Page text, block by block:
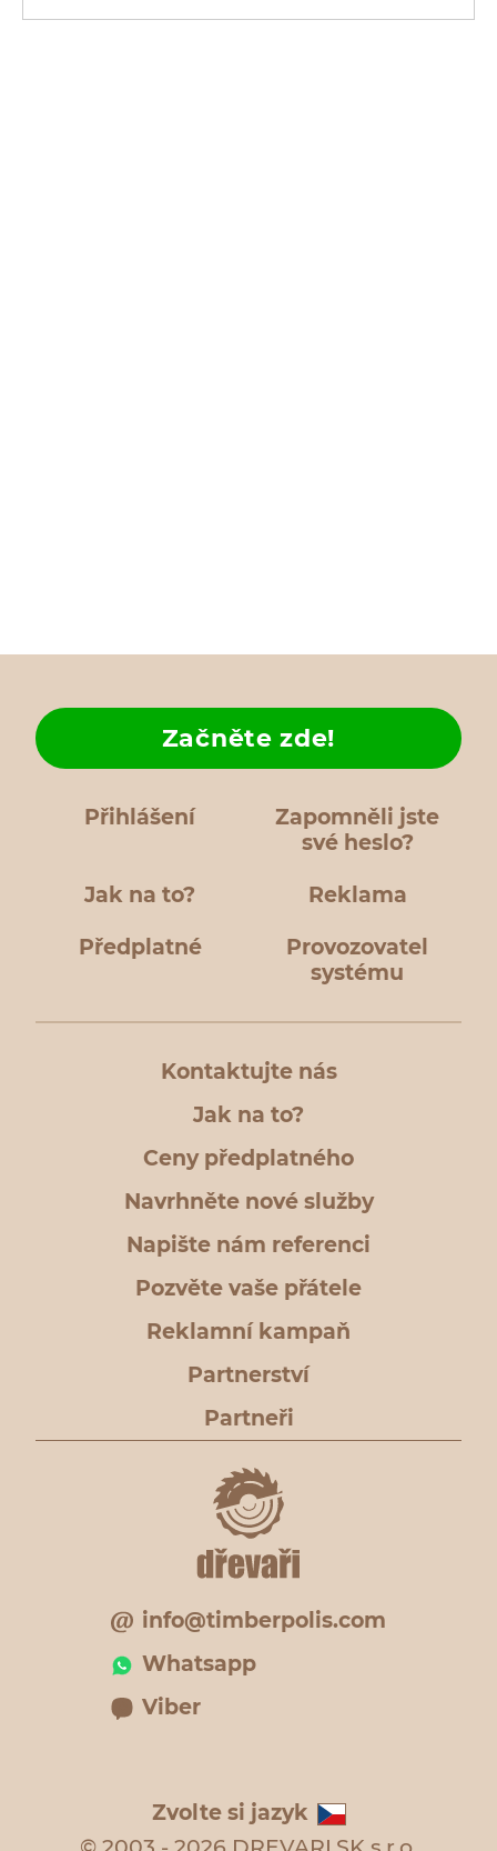
Přihlášení
Zapomněli jste
své heslo?
Jak na to?
Začněte zde!
Reklama
Předplatné
Provozovatel
systému
Kontaktujte nás
Jak na to?
Ceny předplatného
Navrhněte nové služby
Napište nám referenci
Pozvěte vaše přátele
Reklamní kampaň
Partnerství
Partneři
info@timberpolis.com
Whatsapp
Viber
Zvolte si jazyk